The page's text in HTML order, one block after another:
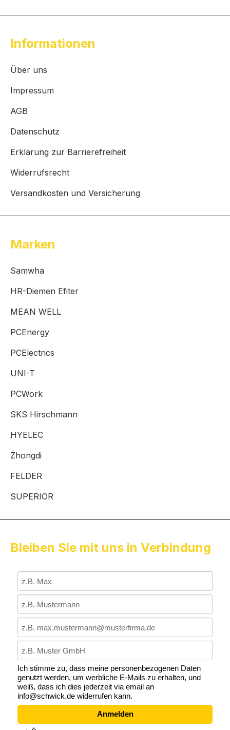
Informationen
Über uns
Impressum
AGB
Datenschutz
Erklärung zur Barrierefreiheit
Widerrufsrecht
Versandkosten und Versicherung
Marken
Samwha
HR-Diemen Efiter
MEAN WELL
PCEnergy
PCElectrics
UNI-T
PCWork
SKS Hirschmann
HYELEC
Zhongdi
FELDER
SUPERIOR
Bleiben Sie mit uns in Verbindung
Ich stimme zu, dass meine personenbezogenen Daten
genutzt werden, um werbliche E-Mails zu erhalten, und
weiß, dass ich dies jederzeit via email an
info@schwick.de widerrufen kann.
Anmelden